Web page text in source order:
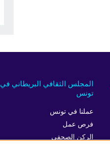
المجلس الثقافي البريطاني في
تونس
عملنا في تونس
فرص عمل
الركن الصحفي